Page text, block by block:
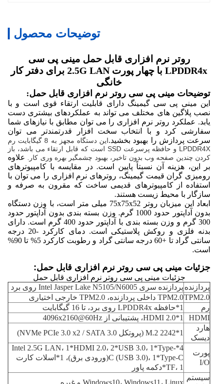
توضیحات محصول
روتر نرم افزاری قابل حمل مینی پی سی
LPDDR4x با چهار پورت 2.5G LAN برای دفتر کار
خانگی
توضیحات مینی پی سی روتر نرم افزاری قابل حمل:
این مینی پی سی گیمینگ دارای قابلیت ارتقاء قوی است و با
نصب پلاگین های مختلف می تواند به عملکردهای بیشتری دست
یابد. عملکرد روتر نرم افزاری را می توان مطابق با نیازهای شما
سفارشی کرد و با انتخاب سخت افزار قدرتمندتر می توان
سرعت پردازش را بهبود بخشید.
این دستگاه مجهز به 8 گیگابایت رم
LPDDR4X و حافظه پرسرعت SSD است که قابل ارتقاء می باشد، باز
کردن چندین صفحه وب بدون تاخیر، بهبود چشمگیر بهره وری کار.
علاوه
بر این، هزینه آن نسبتاً پایین است. در مقایسه با کامپیوترهای
رومیزی گران قیمت گیمینگ، روترهای نرم افزاری را می توان با
استفاده از کامپیوترهای قدیمی ساخت که مقرون به صرفه و
سازگار با محیط زیست هستند.
ابعاد این میزبان روتر 75x75x52 میلی متر است، با وزن دستگاه
بدون آداپتور حدود 1000 گرم. وزن بسته بندی بدون آداپتور حدود
300 گرم و وزن بسته بندی با آداپتور حدود 400 گرم است. دارای
بدنه فلزی و روکش پلاستیکی است. دمای کارکرد -20 درجه
سانتی گراد تا +60 درجه سانتی گراد و رطوبت کارکرد 5% تا 90%
است.
جزئیات مینی پی سی روتر نرم افزاری قابل حمل:
جزئیات مینی پی سی روتر نرم افزاری قابل حمل
پردازندهپردازنده سری Intel Jasper Lake N5105/N6005 روی برد
TPM2.0TPM2.0 داخلی پردازنده، TPM2.0 خارجی اختیاری
رم
HDMI
هارد
دیسک
پورت
I/O
4*Intel 2.5G LAN، 1*HDMI 2.0، 2*USB 3.0، 1*Type-
C (USB 3.0)، 1*Type-C(ورودی برق)، 1*اسلات کارت
TF، 1*دکمه پاور
سیستم
Windows10، Windows11، Linux و غیره